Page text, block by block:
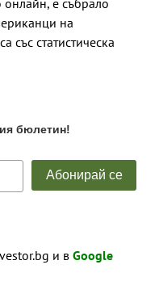
на
със статистическа
и в Google